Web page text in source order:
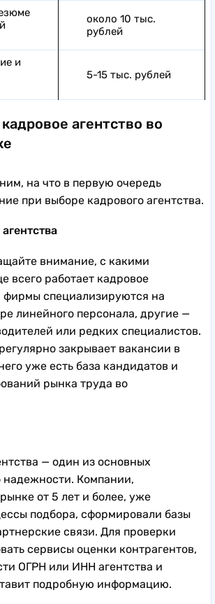
около 10 тыс.
рублей
и
5-15 тыс. рублей
агентство во
на что в первую очередь
при выборе кадрового агентства.
внимание, с какими
всего работает кадровое
фирмы специализируются на
линейного персонала, другие —
или редких специалистов.
закрывает вакансии в
уже есть база кандидатов и
рынка труда во
— один из основных
надежности. Компании,
от 5 лет и более, уже
подбора, сформировали базы
связи. Для проверки
сервисы оценки контрагентов,
ОГРН или ИНН агентства и
подробную информацию.